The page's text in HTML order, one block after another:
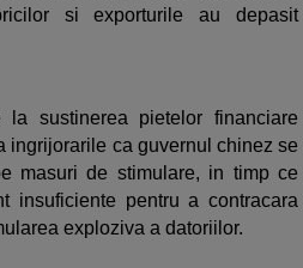
si exporturile au depasit
sustinerea pietelor financiare
ingrijorarile ca guvernul chinez se
masuri de stimulare, in timp ce
insuficiente pentru a contracara
exploziva a datoriilor.